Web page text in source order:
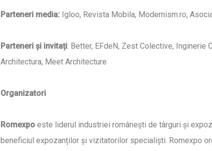
Parteneri media: Igloo, Revista Mobila, Modernism.ro,
Parteneri și invitați: Better, EFdeN, Zest Colective, Inginerie
Architectura, Meet Architecture
Organizatori
Romexpo este liderul industriei românești de târguri și
beneficiul expozanților și vizitatorilor specialiști. Romexpo